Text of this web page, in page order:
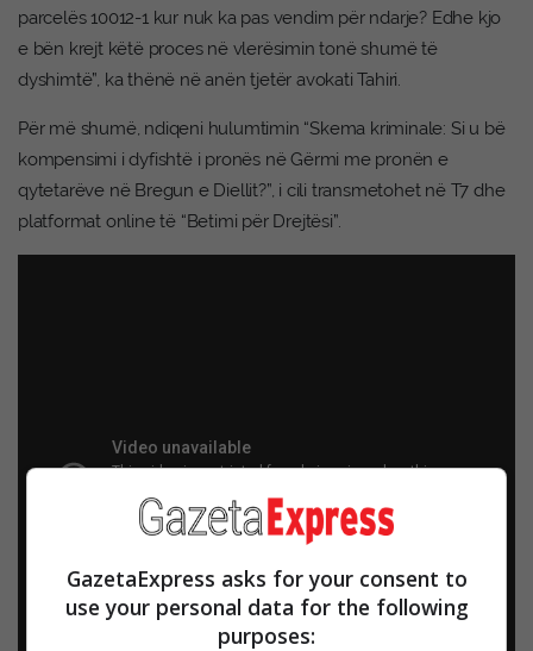
parcelës 10012-1 kur nuk ka pas vendim për ndarje? Edhe kjo
e bën krejt këtë proces në vlerësimin tonë shumë të
dyshimtë”, ka thënë në anën tjetër avokati Tahiri.
Për më shumë, ndiqeni hulumtimin “Skema kriminale: Si u bë
kompensimi i dyfishtë i pronës në Gërmi me pronën e
qytetarëve në Bregun e Diellit?”, i cili transmetohet në T7 dhe
platformat online të “Betimi për Drejtësi”.
GazetaExpress asks for your consent to
use your personal data for the following
purposes: